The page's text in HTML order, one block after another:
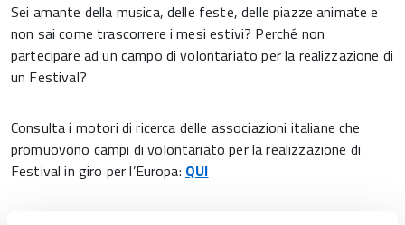
Sei amante della musica, delle feste, delle piazze animate e
non sai come trascorrere i mesi estivi? Perché non
partecipare ad un campo di volontariato per la realizzazione di
un Festival?
Consulta i motori di ricerca delle associazioni italiane che
promuovono campi di volontariato per la realizzazione di
Festival in giro per l’Europa: QUI